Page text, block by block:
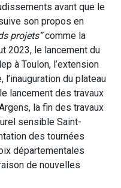
avant que le
son propos en
projets”comme la
2023, le lancement du
à Toulon, l’extension
du plateau
lancement des travaux
la fin des travaux
sensible Saint-
des tournées
départementales
de nouvelles